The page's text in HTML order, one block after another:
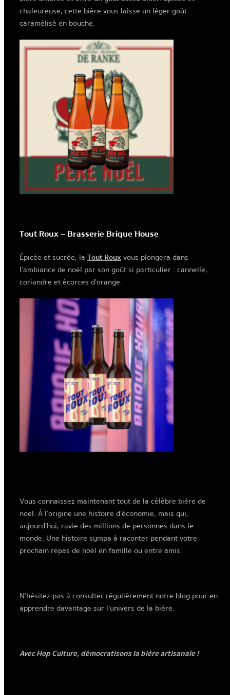
chaleureuse, cette bière vous laisse un léger goût
caramélisé en bouche.
Tout Roux – Brasserie Brique House
Épicée et sucrée, la Tout Rouxvous plongera dans
l’ambiance de noël par son goût si particulier : cannelle,
coriandre et écorces d’orange.
Vous connaissez maintenant tout de la célèbre bière de
noël. À l’origine une histoire d’économie, mais qui,
aujourd’hui, ravie des millions de personnes dans le
monde. Une histoire sympa à raconter pendant votre
prochain repas de noël en famille ou entre amis.
N’hésitez pas à consulter régulièrement notre blog pour en
apprendre davantage sur l’univers de la bière.
Avec Hop Culture, démocratisons la bière artisanale !